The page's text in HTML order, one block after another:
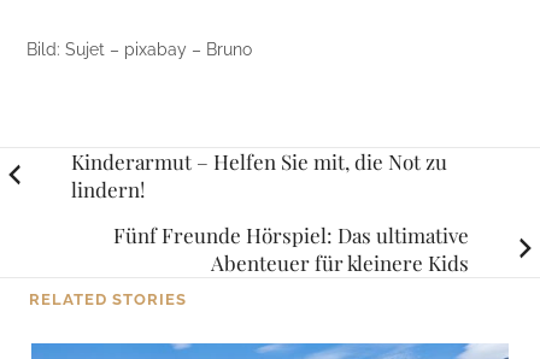
Bild: Sujet – pixabay – Bruno
Posts
navigation
Kinderarmut – Helfen Sie mit, die Not zu
lindern!
Fünf Freunde Hörspiel: Das ultimative
Abenteuer für kleinere Kids
RELATED STORIES